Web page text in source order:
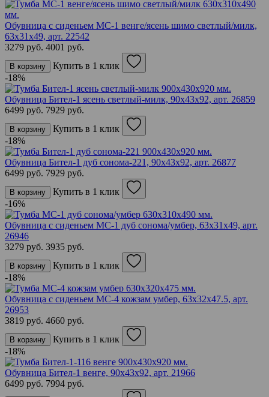
Обувница с сиденьем МС-1 венге/ясень шимо светлый/милк,
63х31х49, арт. 22542
3279 руб. 4001 руб.
В корзину
Купить в 1 клик
-18%
Обувница Бител-1 ясень светлый-милк, 90х43х92, арт. 26859
6499 руб. 7929 руб.
В корзину
Купить в 1 клик
-18%
Обувница Бител-1 дуб сонома-221, 90х43х92, арт. 26877
6499 руб. 7929 руб.
В корзину
Купить в 1 клик
-16%
Обувница с сиденьем МС-1 дуб сонома/умбер, 63х31х49, арт.
26946
3279 руб. 3935 руб.
В корзину
Купить в 1 клик
-18%
Обувница с сиденьем МС-4 кожзам умбер, 63х32х47.5, арт.
26953
3819 руб. 4660 руб.
В корзину
Купить в 1 клик
-18%
Обувница Бител-1 венге, 90х43х92, арт. 21966
6499 руб. 7994 руб.